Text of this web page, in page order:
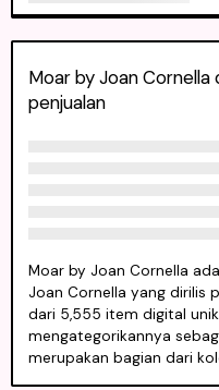
Moar by Joan
penjualan
Moar by Joan Cornella
Joan Cornella yang dirilis
dari 5,555 item digital
mengategorikannya
merupakan bagian dari